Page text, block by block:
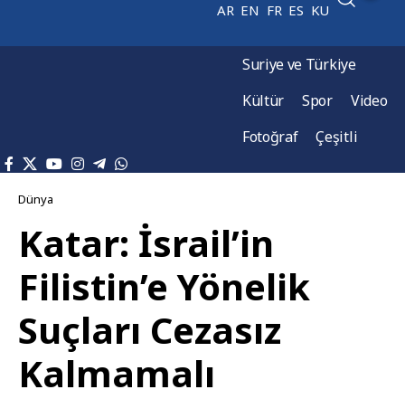
AR EN FR ES KU
Suriye ve Türkiye
Kültür
Spor
Video
Fotoğraf
Çeşitli
Dünya
Katar: İsrail’in
Filistin’e Yönelik
Suçları Cezasız
Kalmamalı